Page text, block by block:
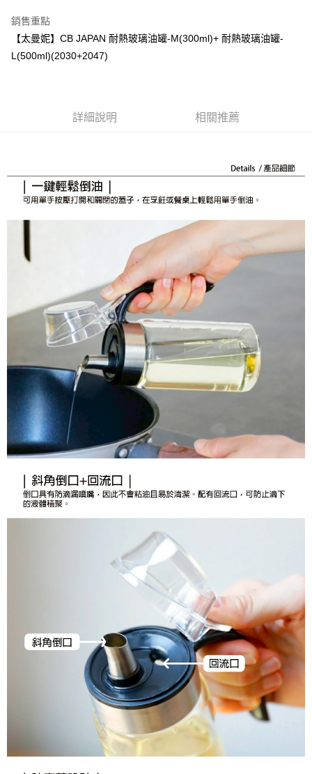
Google Pay
全盈+PAY
【大哥付你分期使用說明】
1.本服務由台灣大哥大提供，台灣大哥大用戶可立即使用無須另外申請。
3.實際核准額度、可分期數及費用金額請依後續交易確認頁面所載為準。
4.訂單成立30分鐘內，如未前往確認交易或遇審核未通過，訂單將自動取
消。如遇「轉專審核」未通過狀況，表示未達大哥付你分期系統評分，恕無
1.分期款項不併入電信帳單，「大哥付你分期」於每月結算日後寄送繳費提
2.透過簡訊連結打開帳單後，可選擇「超商條碼／台灣大直營門市／銀行轉
帳／街口支付／iPASS MONEY」等通路繳費。
【注意事項】
1.本服務係由「台灣大哥大股份有限公司」（以下簡稱本公司）所提供，讓
用戶於交易時，得透過本服務購買商品或服務，並由商店將買賣／分期付款
買賣價金債權讓與本公司後，依約使用本公司帳單繳交帳款。
2.基於同意付款使用「大哥付你分期」之契約關係目的，商店將以您的個人
資料（包含姓名、電話或地址）提供予台灣大哥大進項蒐集、處理及利用，
由本公司與您本人進行分期帳單所需資料之確認、核對及更正。
3.完整用戶服務條款，請詳閱以下連結：https://oppay.tw/userRule
AFTEE先享後付
AFTEE先享後付是「在收到商品之後才付款」的支付方式。 讓您購物簡單
便利好安心！
１．簡單：不需註冊會員、不需綁卡、不需儲值。
２．便利：只要手機號碼，簡訊認證，即可結帳。
３．安心：先確認商品／服務後，再付款。
【「AFTEE先享後付」結帳流程】
１．於結帳方式選擇「AFTEE先享後付」後，將跳轉至「AFTEE先享後付」
結帳頁面，進行簡訊認證並確認金額後，即可完成結帳。
２．訂單成立數日內，您將收到繳費通知簡訊。
３．收到繳費通知簡訊後14天內，點擊此簡訊中的連結，可透過四大超商／
ATM／網路銀行／等多元方式進行付款，方視為交易完成。
※ 請注意：結帳手續完成當下不需立刻繳費，但若您需要取消訂單，請聯絡
購買商品的店家。未經商家同意取消之訂單仍視為有效，需透過AFTEE先享
後付繳納相關費用。
※ 交易是否成功請以「AFTEE先享後付 」之結帳頁面顯示為準，若有關於
是否繳費成功／繳費後需取消欲退款等相關疑問，請聯繫「AFTEE先享後付
客戶支援中心」https://netprotections.freshdesk.com/support/home
【注意事項】
１．透過由恩沛科技股份有限公司提供之「AFTEE先享後付」服務完成之交
易，需依本服務之必要範圍內提供個人資料，並將交易相關給付款項請求債
權轉讓予恩沛科技股份有限公司。
２．關於個人資料處理事宜，請瀏覽以下網址：
３．未成年的使用者請事先徵得法定代理人或監護人之同意方可使用
「AFTEE先享後付」，若未經同意申辦者引起之損失，本公司不負相關責
任。
４．使用「AFTEE先享後付」時，將依據個別帳號之用戶狀況，依本公司即
時審查核予不同之上限額度；若仍有額度不足之情形，本公司將視審查結果
５．嚴禁一人註冊多個帳號或使用他人資訊註冊。若發現惡意使用之情形，
恩沛科技股份有限公司將有權停止該用戶之使用額度並採取法律行動。
運送方式
付款後全家取貨
每筆NT$70，滿NT$1,000(含以上)免運費
付款後7-11取貨
每筆NT$70，滿NT$1,000(含以上)免運費
宅配
每筆NT$100，滿NT$1,200(含以上)免運費
京站台北店客服中心(1F星巴克旁) 即日起不提供京站紙袋，取件時
請自備購物袋，若需購買紙袋可現場詢問
免運費
銷售重點
【太曼妮】CB JAPAN 耐熱玻璃油罐-M(300ml)+ 耐熱玻璃油罐-
L(500ml)(2030+2047)
詳細說明 相關推薦